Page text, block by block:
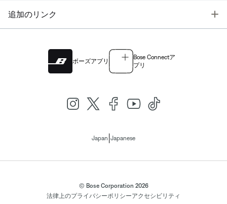
追加のリンク
ボーズアプリ
Bose Connectア
プリ
Japan Japanese
© Bose Corporation 2026
法律上のプライバシーポリシーアクセシビリティ